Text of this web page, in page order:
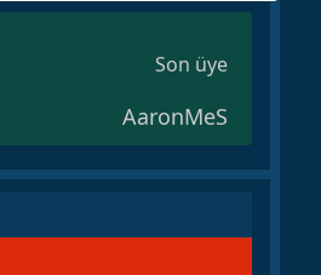
Son üye
AaronMeS